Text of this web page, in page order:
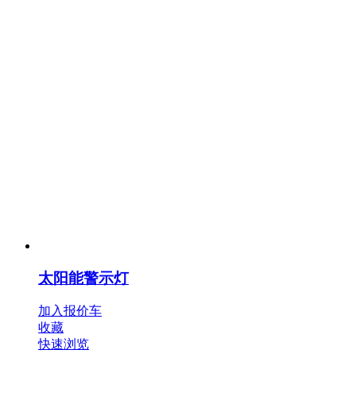
太阳能警示灯
加入报价车
收藏
快速浏览